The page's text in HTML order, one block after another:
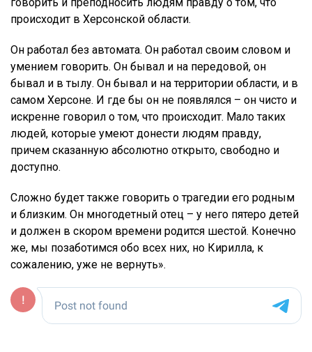
происходит в Херсонской области.
Он работал без автомата. Он работал своим словом и
умением говорить. Он бывал и на передовой, он
бывал и в тылу. Он бывал и на территории области, и в
самом Херсоне. И где бы он не появлялся – он чисто и
искренне говорил о том, что происходит. Мало таких
людей, которые умеют донести людям правду,
причем сказанную абсолютно открыто, свободно и
доступно.
Сложно будет также говорить о трагедии его родным
и близким. Он многодетный отец – у него пятеро детей
и должен в скором времени родится шестой. Конечно
же, мы позаботимся обо всех них, но Кирилла, к
сожалению, уже не вернуть».